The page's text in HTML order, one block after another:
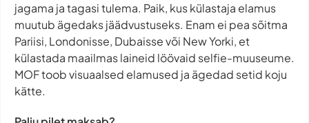
jagama ja tagasi tulema. Paik, kus külastaja elamus
muutub ägedaks jäädvustuseks. Enam ei pea sõitma
Pariisi, Londonisse, Dubaisse või New Yorki, et
külastada maailmas laineid löövaid selfie-muuseume.
MOF toob visuaalsed elamused ja ägedad setid koju
kätte.